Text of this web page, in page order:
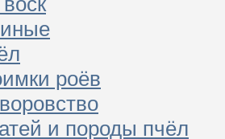
роёв
и породы пчёл